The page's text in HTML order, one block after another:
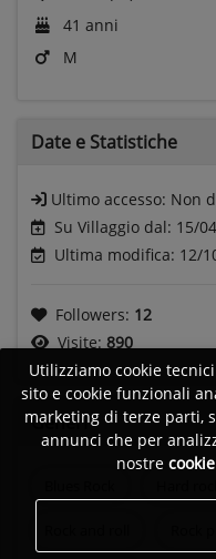
41 anni
M
Date e Statistiche
Ultimo accesso: Non
Su Villaggio dal: 15/
Ultima modifica: 12/
Followers: 12
Visite: 890
Generi
Rock
Utilizziamo cookie
sito e cookie funzionali
marketing di terze parti,
annunci che per
nostre